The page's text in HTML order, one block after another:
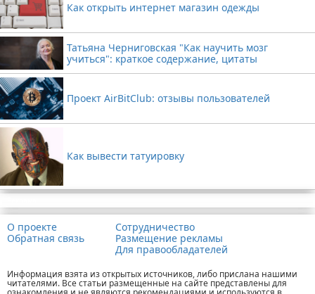
Как открыть интернет магазин одежды
Татьяна Черниговская "Как научить мозг
учиться": краткое содержание, цитаты
Проект AirBitClub: отзывы пользователей
Как вывести татуировку
О проекте
Обратная связь
Сотрудничество
Размещение рекламы
Для правообладателей
Информация взята из открытых источников, либо прислана нашими
читателями. Все статьи размещенные на сайте представлены для